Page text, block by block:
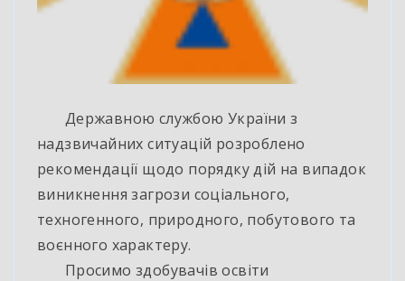
Державною службою України з
надзвичайних ситуацій розроблено
рекомендації щодо порядку дій на випадок
виникнення загрози соціального,
техногенного, природного, побутового та
воєнного характеру.
Просимо здобувачів освіти